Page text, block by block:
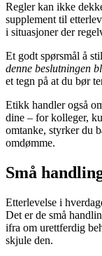
Regler kan ikke
supplement til
i situasjoner der
Et godt spørsmål å
denne beslutningen
et tegn på at du bør
Etikk handler også
dine – for kolleger,
omtanke, styrker du
omdømme.
Små
Etterlevelse i
Det er de små
ifra om urettferdig
skjule den.